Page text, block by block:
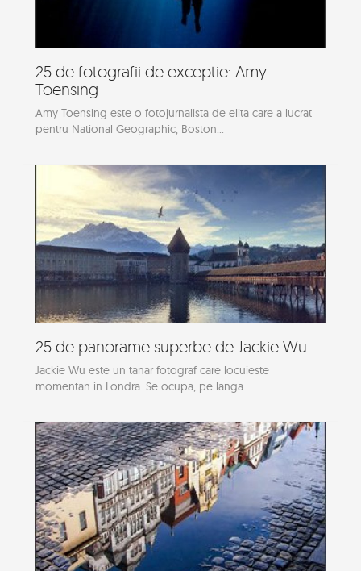
25 de fotografii de exceptie: Amy
Toensing
Amy Toensing este o fotojurnalista de elita care a lucrat
pentru National Geographic, Boston...
25 de panorame superbe de Jackie Wu
Jackie Wu este un tanar fotograf care locuieste
momentan in Londra. Se ocupa, pe langa...